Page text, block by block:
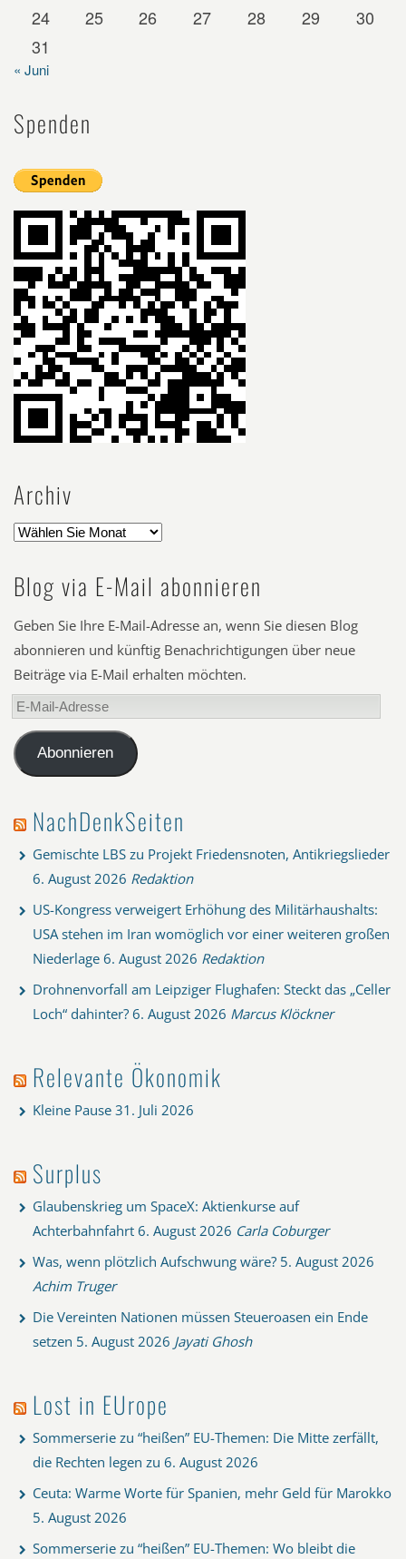
24 25 26 27 28 29
30
31
« Juni
Spenden
Archiv
Blog via E-Mail abonnieren
Geben Sie Ihre E-Mail-Adresse an, wenn Sie diesen Blog
abonnieren und künftig Benachrichtigungen über neue
Beiträge via E-Mail erhalten möchten.
E-
Mail-
AdresseAbonnieren
NachDenkSeiten
Gemischte LBS zu Projekt Friedensnoten, Antikriegslieder
6. August 2026 Redaktion
US-Kongress verweigert Erhöhung des Militärhaushalts:
USA stehen im Iran womöglich vor einer weiteren großen
Niederlage 6. August 2026 Redaktion
Drohnenvorfall am Leipziger Flughafen: Steckt das „Celler
Loch“ dahinter? 6. August 2026 Marcus Klöckner
Relevante Ökonomik
Kleine Pause 31. Juli 2026
Surplus
Glaubenskrieg um SpaceX: Aktienkurse auf
Achterbahnfahrt 6. August 2026 Carla Coburger
Was, wenn plötzlich Aufschwung wäre? 5. August 2026
Achim Truger
Die Vereinten Nationen müssen Steueroasen ein Ende
setzen 5. August 2026 Jayati Ghosh
Lost in EUrope
Sommerserie zu “heißen” EU-Themen: Die Mitte zerfällt,
die Rechten legen zu 6. August 2026
Ceuta: Warme Worte für Spanien, mehr Geld für Marokko
5. August 2026
Sommerserie zu “heißen” EU-Themen: Wo bleibt die